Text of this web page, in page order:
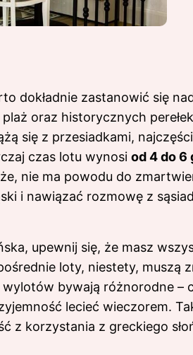
dokładnie zastanowić się
oraz historycznych
się z przesiadkami,
czas lotu wynosi od 4 do 6
nie ma powodu do
i nawiązać rozmowę z
upewnij się, że masz
loty, niestety, muszą
bywają różnorodne –
lecieć wieczorem.
z korzystania z greckiego